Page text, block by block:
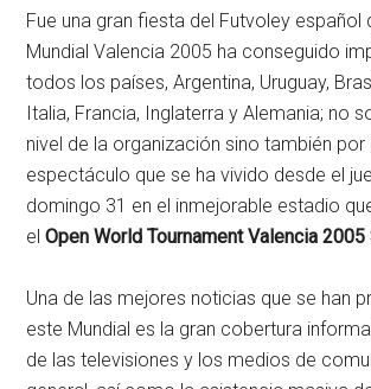
Fue una gran fiesta del Futvoley español
Mundial Valencia 2005 ha conseguido
todos los países, Argentina, Uruguay,
Italia, Francia, Inglaterra y Alemania; no
nivel de la organización sino también por
espectáculo que se ha vivido desde el
domingo 31 en el inmejorable estadio
elOpen World Tournament Valencia 2005
Una de las mejores noticias que se han
este Mundial es la gran cobertura
de las televisiones y los medios de